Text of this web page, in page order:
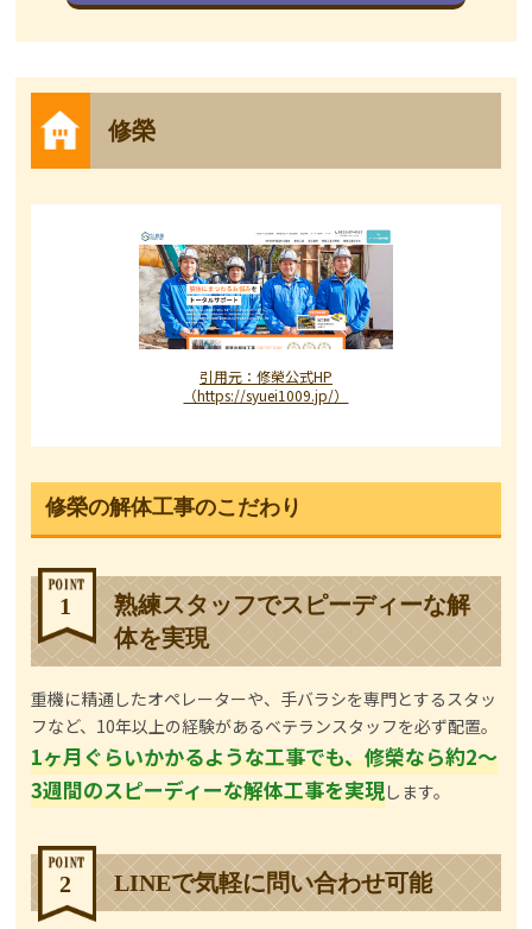
修榮
引用元：修榮公式HP
（https://syuei1009.jp/）
修榮の解体工事のこだわり
1
熟練スタッフでスピーディーな解
体を実現
重機に精通したオペレーターや、手バラシを専門とするスタッ
フなど、10年以上の経験があるベテランスタッフを必ず配置。
1ヶ月ぐらいかかるような工事でも、修榮なら約2～
3週間のスピーディーな解体工事を実現します。
2 LINEで気軽に問い合わせ可能